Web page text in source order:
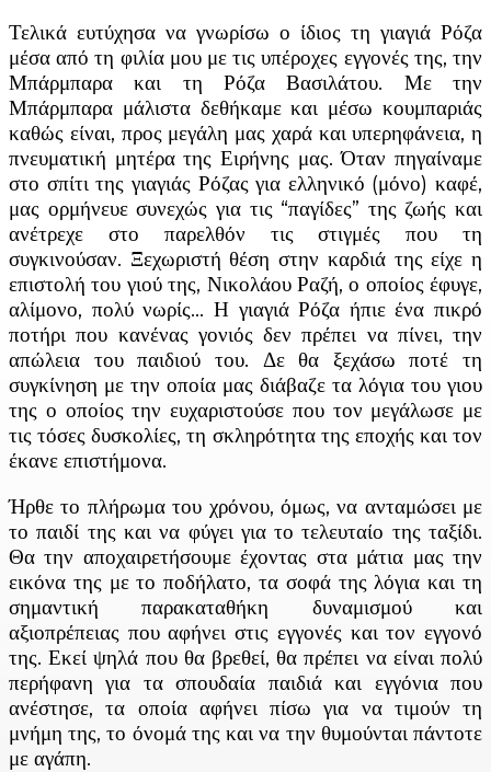
Τελικά ευτύχησα να γνωρίσω ο ίδιος τη γιαγιά Ρόζα
μέσα από τη φιλία μου με τις υπέροχες εγγονές της, την
Μπάρμπαρα και τη Ρόζα Βασιλάτου. Με την
Μπάρμπαρα μάλιστα δεθήκαμε και μέσω κουμπαριάς
καθώς είναι, προς μεγάλη μας χαρά και υπερηφάνεια, η
πνευματική μητέρα της Ειρήνης μας. Όταν πηγαίναμε
στο σπίτι της γιαγιάς Ρόζας για ελληνικό (μόνο) καφέ,
μας ορμήνευε συνεχώς για τις “παγίδες” της ζωής και
ανέτρεχε στο παρελθόν τις στιγμές που τη
συγκινούσαν. Ξεχωριστή θέση στην καρδιά της είχε η
επιστολή του γιού της, Νικολάου Ραζή, ο οποίος έφυγε,
αλίμονο, πολύ νωρίς… Η γιαγιά Ρόζα ήπιε ένα πικρό
ποτήρι που κανένας γονιός δεν πρέπει να πίνει, την
απώλεια του παιδιού του. Δε θα ξεχάσω ποτέ τη
συγκίνηση με την οποία μας διάβαζε τα λόγια του γιου
της ο οποίος την ευχαριστούσε που τον μεγάλωσε με
τις τόσες δυσκολίες, τη σκληρότητα της εποχής και τον
έκανε επιστήμονα.
Ήρθε το πλήρωμα του χρόνου, όμως, να ανταμώσει με
το παιδί της και να φύγει για το τελευταίο της ταξίδι.
Θα την αποχαιρετήσουμε έχοντας στα μάτια μας την
εικόνα της με το ποδήλατο, τα σοφά της λόγια και τη
σημαντική παρακαταθήκη δυναμισμού και
αξιοπρέπειας που αφήνει στις εγγονές και τον εγγονό
της. Εκεί ψηλά που θα βρεθεί, θα πρέπει να είναι πολύ
περήφανη για τα σπουδαία παιδιά και εγγόνια που
ανέστησε, τα οποία αφήνει πίσω για να τιμούν τη
μνήμη της, το όνομά της και να την θυμούνται πάντοτε
με αγάπη.